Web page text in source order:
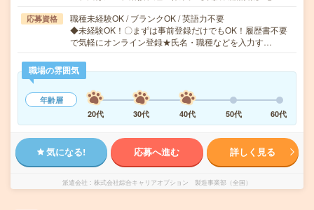
応募資格
職種未経験OK / ブランクOK / 英語力不要
◆未経験OK！〇まずは事前登録だけでもOK！履歴書不要
で気軽にオンライン登録★氏名・職種などを入力す…
職場の雰囲気
年齢層
20代
30代 40代 50代 60代
気になる! 応募へ進む 詳しく見る
派遣会社 株式会社綜合キャリアオプション 製造事業部（全国）